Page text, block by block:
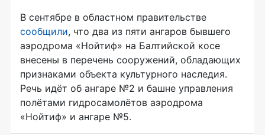
В сентябре в областном правительстве
сообщили, что два из пяти ангаров бывшего
аэродрома «Нойтиф» на Балтийской косе
внесены в перечень сооружений, обладающих
признаками объекта культурного наследия.
Речь идёт об ангаре №2 и башне управления
полётами гидросамолётов аэродрома
«Нойтиф» и ангаре №5.